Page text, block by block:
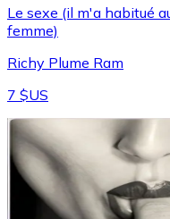
Le sexe (il m'a habitué
femme)
Richy Plume Ram
7 $US